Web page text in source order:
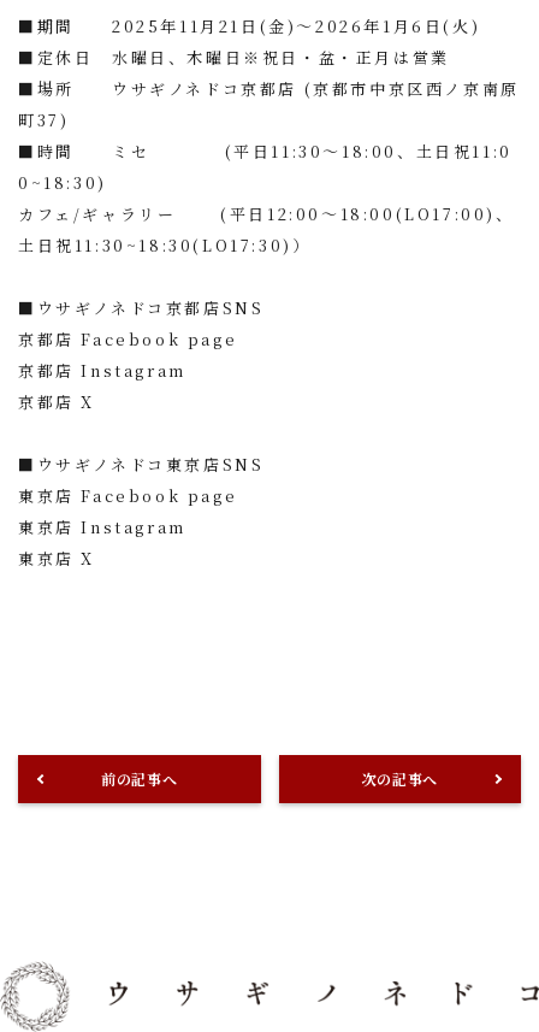
■期間 2025年11月21日(金)〜2026年1月6日(火)
■定休日 水曜日、木曜日※祝日・盆・正月は営業
■場所 ウサギノネドコ京都店 (京都市中京区西ノ京南原
町37)
■時間 ミセ (平日11:30〜18:00、土日祝11:0
0~18:30)
カフェ/ギャラリー (平日12:00〜18:00(LO17:00)、
土日祝11:30~18:30(LO17:30)）
■ウサギノネドコ京都店SNS
京都店 Facebook page
京都店 Instagram
京都店 X
■ウサギノネドコ東京店SNS
東京店 Facebook page
東京店 Instagram
東京店 X
前の記事へ 次の記事へ